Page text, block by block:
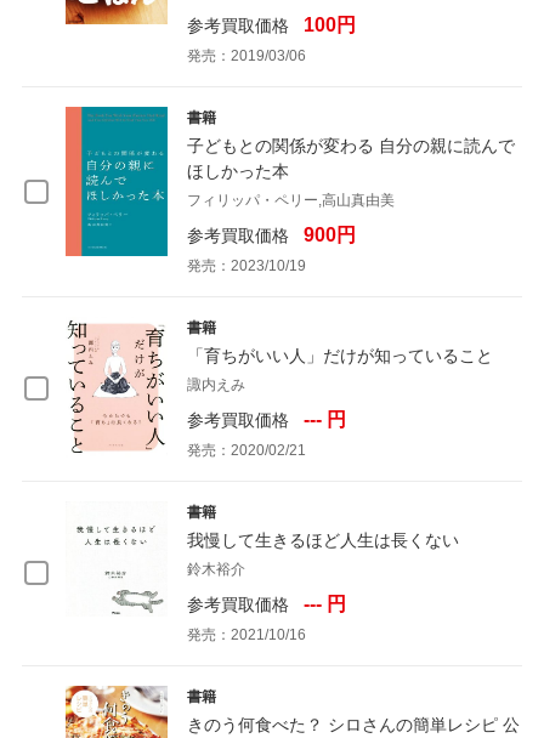
参考買取価格 100円
発売：2019/03/06
書籍
子どもとの関係が変わる 自分の親に読んで
ほしかった本
フィリッパ・ペリー,高山真由美
参考買取価格 900円
発売：2023/10/19
書籍
「育ちがいい人」だけが知っていること
諏内えみ
参考買取価格 --- 円
発売：2020/02/21
書籍
我慢して生きるほど人生は長くない
鈴木裕介
参考買取価格 --- 円
発売：2021/10/16
書籍
きのう何食べた？ シロさんの簡単レシピ 公